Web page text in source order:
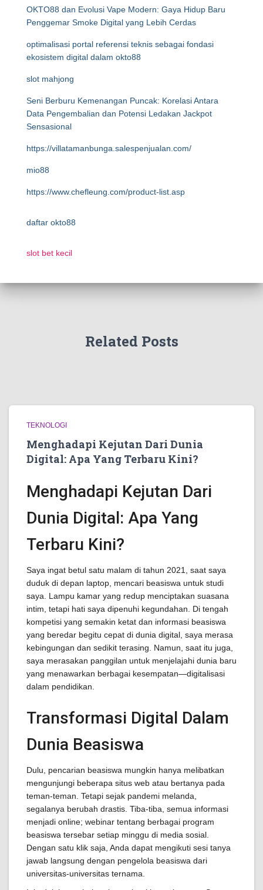
OKTO88 dan Evolusi Vape Modern: Gaya Hidup Baru
Penggemar Smoke Digital yang Lebih Cerdas
optimalisasi portal referensi teknis sebagai fondasi
ekosistem digital dalam okto88
slot mahjong
Seni Berburu Kemenangan Puncak: Korelasi Antara
Data Pengembalian dan Potensi Ledakan Jackpot
Sensasional
https://villatamanbunga.salespenjualan.com/
mio88
https://www.chefleung.com/product-list.asp
daftar okto88
slot bet kecil
Related Posts
TEKNOLOGI
Menghadapi Kejutan Dari Dunia
Digital: Apa Yang Terbaru Kini?
Menghadapi Kejutan Dari
Dunia Digital: Apa Yang
Terbaru Kini?
Saya ingat betul satu malam di tahun 2021, saat saya
duduk di depan laptop, mencari beasiswa untuk studi
saya. Lampu kamar yang redup menciptakan suasana
intim, tetapi hati saya dipenuhi kegundahan. Di tengah
kompetisi yang semakin ketat dan informasi beasiswa
yang beredar begitu cepat di dunia digital, saya merasa
kebingungan dan sedikit terasing. Namun, saat itu juga,
saya merasakan panggilan untuk menjelajahi dunia baru
yang menawarkan berbagai kesempatan—digitalisasi
dalam pendidikan.
Transformasi Digital Dalam
Dunia Beasiswa
Dulu, pencarian beasiswa mungkin hanya melibatkan
mengunjungi beberapa situs web atau bertanya pada
teman-teman. Tetapi sejak pandemi melanda,
segalanya berubah drastis. Tiba-tiba, semua informasi
menjadi online; webinar tentang berbagai program
beasiswa tersebar setiap minggu di media sosial.
Dengan satu klik saja, Anda dapat mengikuti sesi tanya
jawab langsung dengan pengelola beasiswa dari
universitas-universitas ternama.